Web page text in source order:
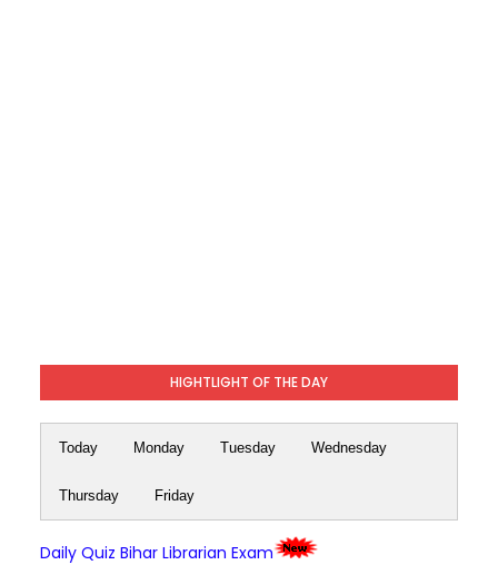
HIGHTLIGHT OF THE DAY
Today Monday Tuesday Wednesday
Thursday Friday
Daily Quiz Bihar Librarian Exam